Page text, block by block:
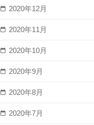
2020年12月
2020年11月
2020年10月
2020年9月
2020年8月
2020年7月